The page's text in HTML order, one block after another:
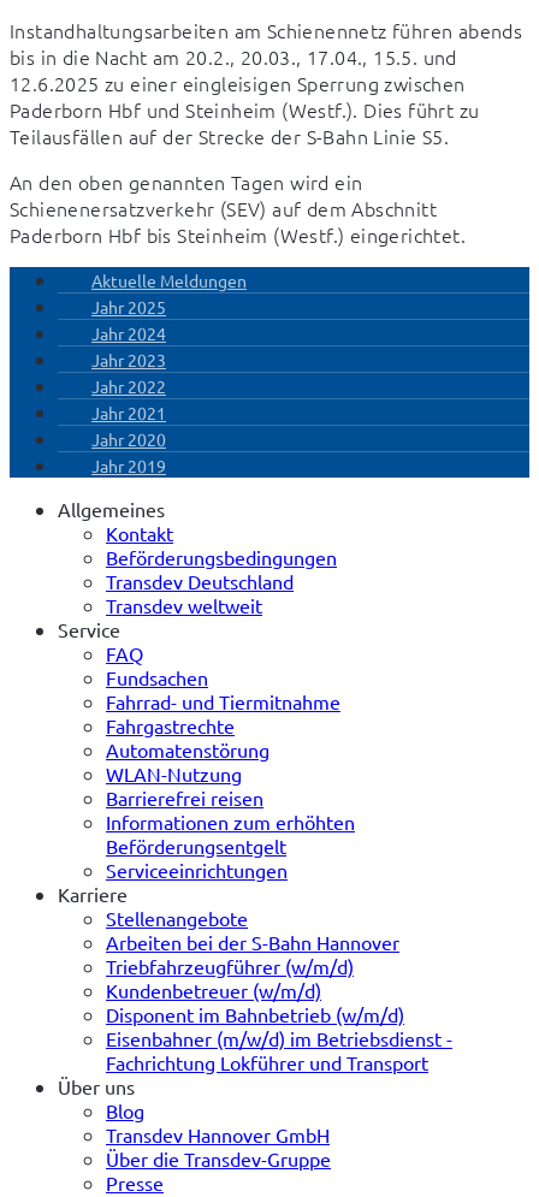
Instandhaltungsarbeiten am Schienennetz führen abends
bis in die Nacht am 20.2., 20.03., 17.04., 15.5. und
12.6.2025 zu einer eingleisigen Sperrung zwischen
Paderborn Hbf und Steinheim (Westf.). Dies führt zu
Teilausfällen auf der Strecke der S-Bahn Linie S5.
An den oben genannten Tagen wird ein
Schienenersatzverkehr (SEV) auf dem Abschnitt
Paderborn Hbf bis Steinheim (Westf.) eingerichtet.
Aktuelle Meldungen
Jahr 2025
Jahr 2024
Jahr 2023
Jahr 2022
Jahr 2021
Jahr 2020
Jahr 2019
Allgemeines
Kontakt
Beförderungsbedingungen
Transdev Deutschland
Transdev weltweit
Service
FAQ
Fundsachen
Fahrrad- und Tiermitnahme
Fahrgastrechte
Automatenstörung
WLAN-Nutzung
Barrierefrei reisen
Informationen zum erhöhten
Beförderungsentgelt
Serviceeinrichtungen
Karriere
Stellenangebote
Arbeiten bei der S-Bahn Hannover
Triebfahrzeugführer (w/m/d)
Kundenbetreuer (w/m/d)
Disponent im Bahnbetrieb (w/m/d)
Eisenbahner (m/w/d) im Betriebsdienst -
Fachrichtung Lokführer und Transport
Über uns
Blog
Transdev Hannover GmbH
Über die Transdev-Gruppe
Presse